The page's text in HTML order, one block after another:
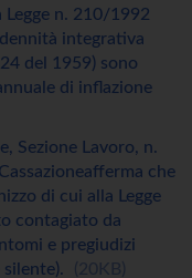
n. 210/1992
integrativa
del 1959) sono
di inflazione
Sezione Lavoro, n.
che
di cui alla Legge
contagiato da
e pregiudizi
20KB